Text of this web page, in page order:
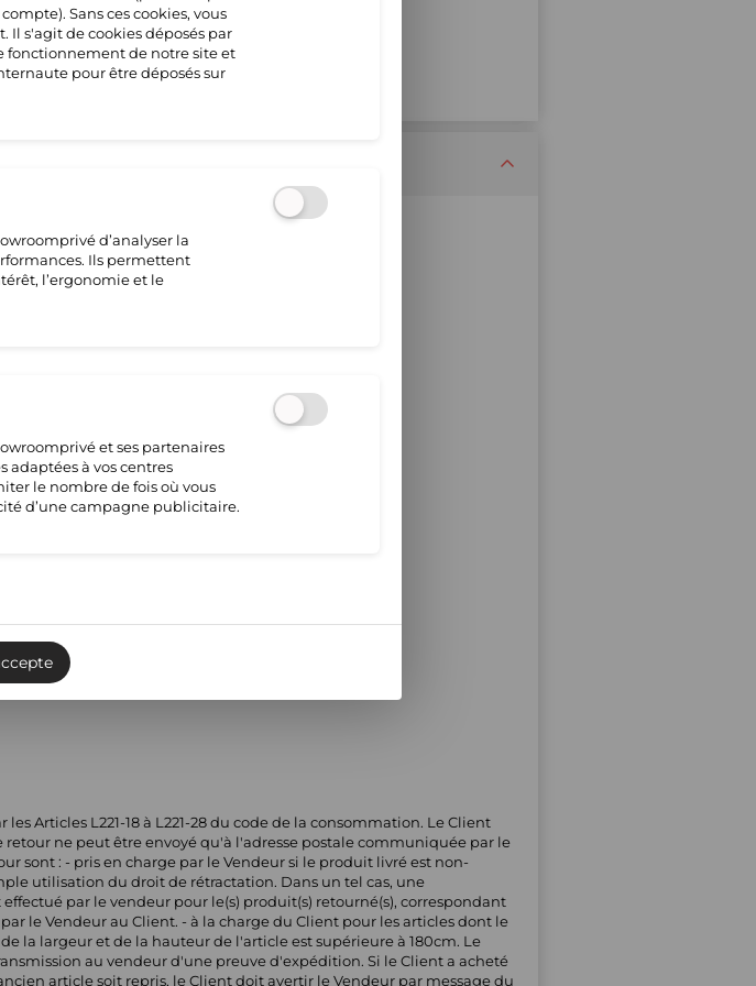
Articles L221-18 à L221-28 du code de la consommation. Le Client
ne peut être envoyé qu'à l'adresse postale communiquée par le
sont : - pris en charge par le Vendeur si le produit livré est non-
utilisation du droit de rétractation. Dans un tel cas, une
par le vendeur pour le(s) produit(s) retourné(s), correspondant
le Vendeur au Client. - à la charge du Client pour les articles dont le
la largeur et de la hauteur de l'article est supérieure à 180cm. Le
au vendeur d'une preuve d'expédition. Si le Client a acheté
article soit repris, le Client doit avertir le Vendeur par message du
Sans ces cookies, vous
Il s'agit de cookies déposés par
fonctionnement de notre site et
pour être déposés sur
d’analyser la
Ils permettent
l’ergonomie et le
et ses partenaires
adaptées à vos centres
le nombre de fois où vous
d’une campagne publicitaire.